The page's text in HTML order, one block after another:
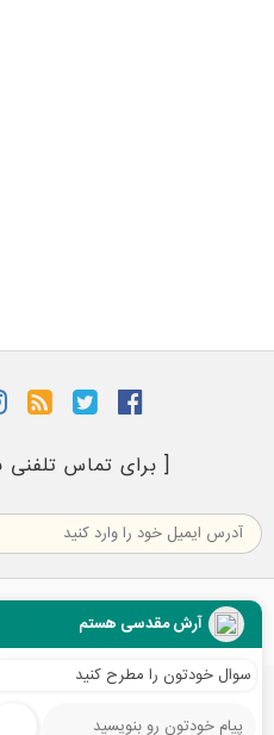
[ برای تماس تلفنی
حساب کاربری
آرش مقدسی هستم
سوال خودتون را مطرح کنید